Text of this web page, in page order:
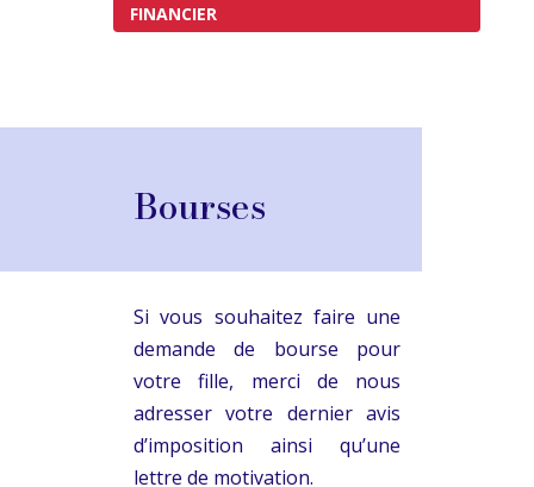
FINANCIER
Bourses
Si vous souhaitez faire une
demande de bourse pour
votre fille, merci de nous
adresser votre dernier avis
d’imposition ainsi qu’une
lettre de motivation.